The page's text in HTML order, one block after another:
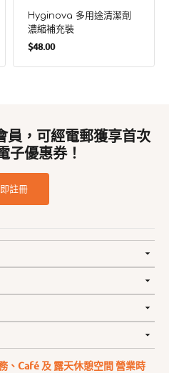
Hyginova 多⽤途清潔劑
濃縮補充裝
定
$48.00
員，可經電郵獲享首次
子優惠券！
註冊
、Café 及 露天休憩空間 營業時